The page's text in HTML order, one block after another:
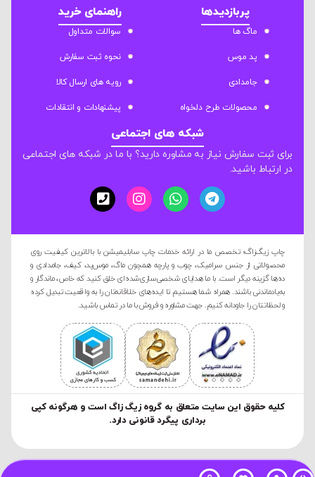
پربازدیدها
ماگ ها
پد موس
جامدادی
محصولات طرح دلخواه
راهنمای خرید
سوالات متداول
نحوه ثبت سفارش
رویه های ارسال کالا
پیشنهادات و انتقادات
شبکه های اجتماعی
برای ثبت سفارش نیاز به مشاوره دارید؟ با ما در شبکه های اجتماعی
در ارتباط باشید.
چاپ زیگ‌زاگ؛ تخصص ما در ارائه خدمات چاپ سابلیمیشن با بالاترین کیفیت روی
محصولاتی از جنس سرامیک، چوب و پارچه همچون ماگ، موس‌پد، کیف، جامدادی و
ده‌ها گزینه دیگر است. با ما هدایای شخصی‌سازی‌شده‌ای خلق کنید که خاص، ماندگار و
به‌یادماندنی باشند. همراه شما هستیم تا ایده‌های خلاقانه‌تان را به واقعیت تبدیل کرده
و لحظاتتان را جاودانه کنیم. جهت مشاوره و فروش با ما در تماس باشید.
کليه حقوق این سایت متعلق به گروه زیگ زاگ است و هرگونه کپی
برداری پیگرد قانونی دارد.